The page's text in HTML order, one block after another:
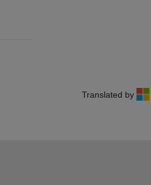
Translated by